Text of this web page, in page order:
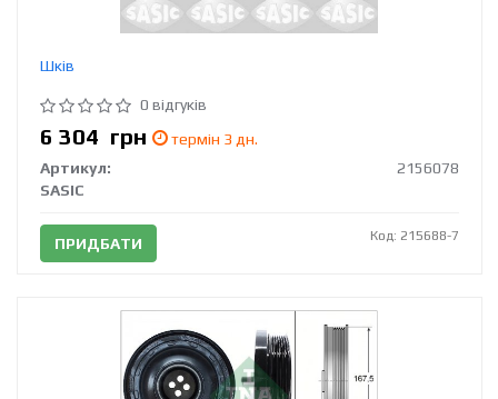
Шків
0 відгуків
6 304 грн
термін 3 дн.
Артикул:
2156078
SASIC
ПРИДБАТИ Код: 215688-7